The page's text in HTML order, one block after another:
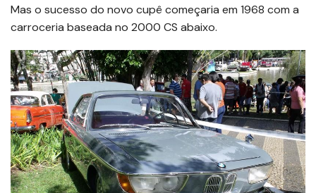
Mas o sucesso do novo cupê começaria em 1968 com a
carroceria baseada no 2000 CS abaixo.